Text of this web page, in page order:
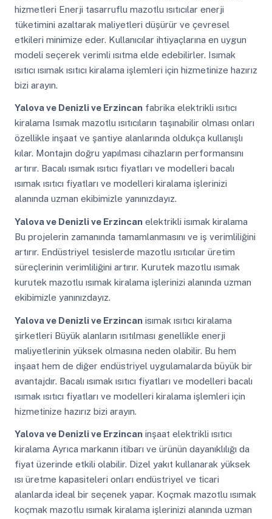
hizmetleri Enerji tasarruflu mazotlu ısıtıcılar enerji
tüketimini azaltarak maliyetleri düşürür ve çevresel
etkileri minimize eder. Kullanıcılar ihtiyaçlarına en uygun
modeli seçerek verimli ısıtma elde edebilirler. Isımak
ısıtıcı ısımak ısıtıcı kiralama işlemleri için hizmetinize hazırız
bizi arayın.
Yalova ve Denizli ve Erzincanfabrika elektrikli ısıtıcı
kiralama Isımak mazotlu ısıtıcıların taşınabilir olması onları
özellikle inşaat ve şantiye alanlarında oldukça kullanışlı
kılar. Montajın doğru yapılması cihazların performansını
artırır. Bacalı ısımak ısıtıcı fiyatları ve modelleri bacalı
ısımak ısıtıcı fiyatları ve modelleri kiralama işlerinizi
alanında uzman ekibimizle yanınızdayız.
Yalova ve Denizli ve Erzincanelektrikli isımak kiralama
Bu projelerin zamanında tamamlanmasını ve iş verimliliğini
artırır. Endüstriyel tesislerde mazotlu ısıtıcılar üretim
süreçlerinin verimliliğini artırır. Kurutek mazotlu ısımak
kurutek mazotlu ısımak kiralama işlerinizi alanında uzman
ekibimizle yanınızdayız.
Yalova ve Denizli ve Erzincanisımak ısıtıcı kiralama
şirketleri Büyük alanların ısıtılması genellikle enerji
maliyetlerinin yüksek olmasına neden olabilir. Bu hem
inşaat hem de diğer endüstriyel uygulamalarda büyük bir
avantajdır. Bacalı ısımak ısıtıcı fiyatları ve modelleri bacalı
ısımak ısıtıcı fiyatları ve modelleri kiralama işlemleri için
hizmetinize hazırız bizi arayın.
Yalova ve Denizli ve Erzincaninşaat elektrikli ısıtıcı
kiralama Ayrıca markanın itibarı ve ürünün dayanıklılığı da
fiyat üzerinde etkili olabilir. Dizel yakıt kullanarak yüksek
ısı üretme kapasiteleri onları endüstriyel ve ticari
alanlarda ideal bir seçenek yapar. Koçmak mazotlu ısımak
koçmak mazotlu ısımak kiralama işlerinizi alanında uzman